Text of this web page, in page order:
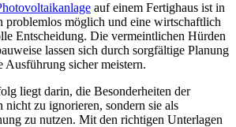
auf einem Fertighaus ist in
problemlos möglich und eine wirtschaftlich
Entscheidung. Die vermeintlichen Hürden
lassen sich durch sorgfältige Planung
Ausführung sicher meistern.
liegt darin, die Besonderheiten der
nicht zu ignorieren, sondern sie als
zu nutzen. Mit den richtigen Unterlagen